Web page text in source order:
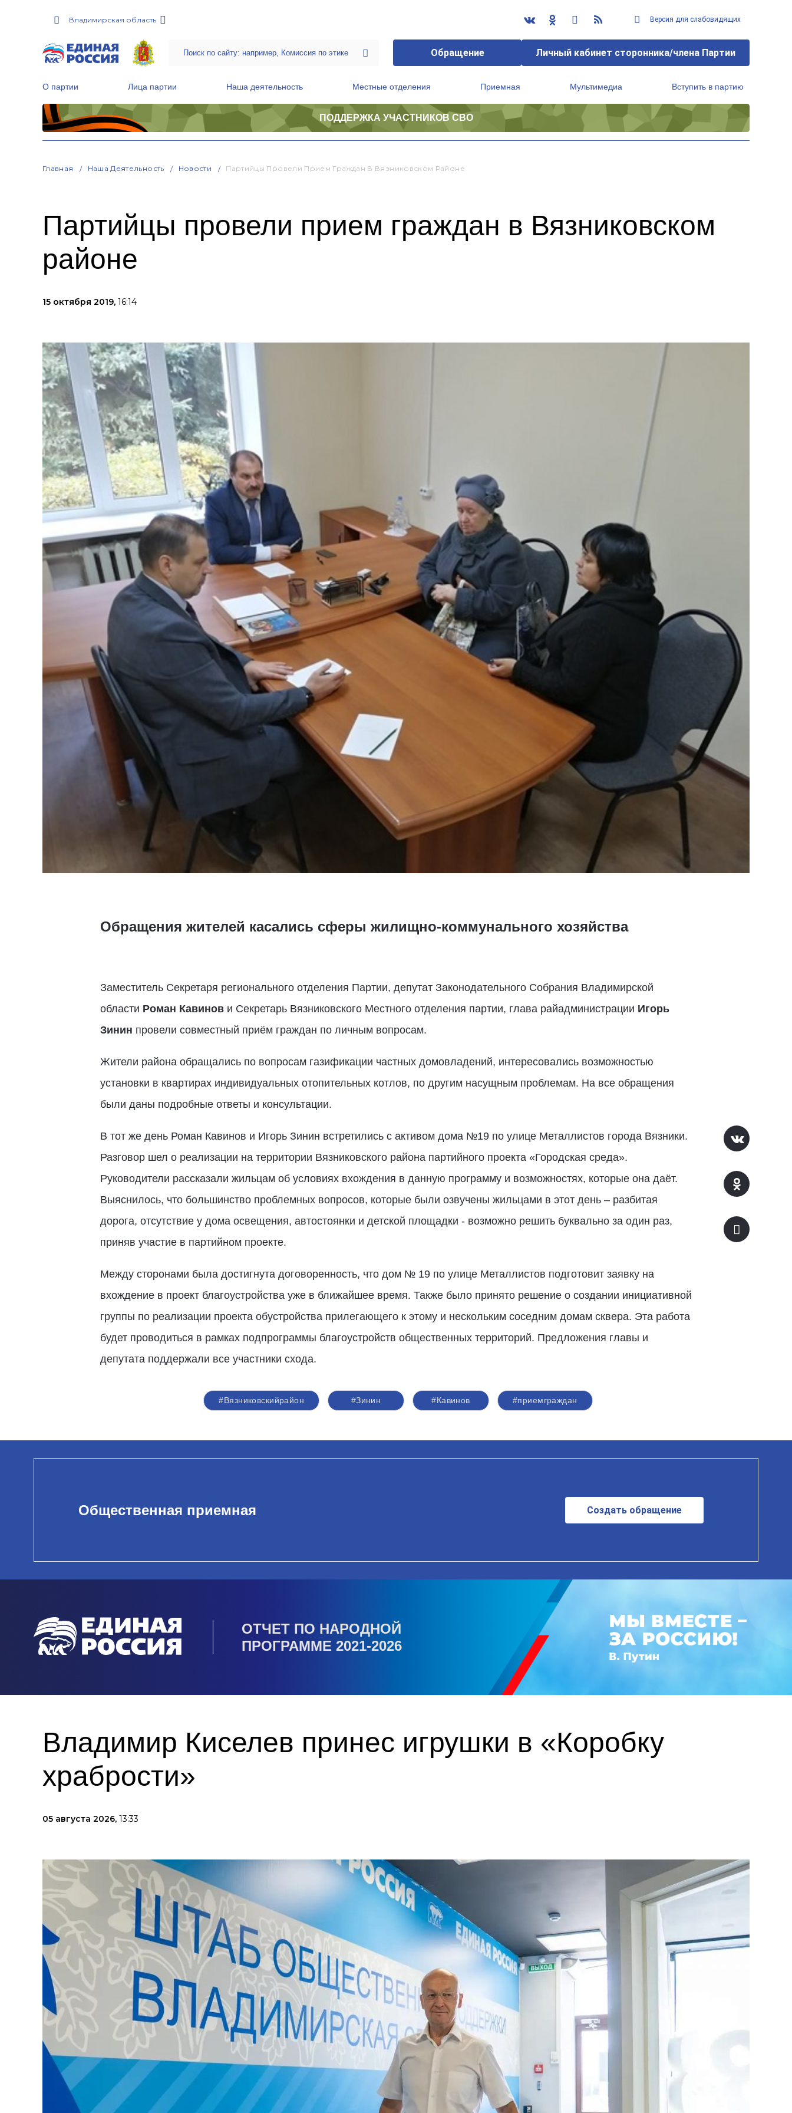
Владимирская область Версия для слабовидящих
Обращение Личный кабинет сторонника/члена Партии
О партии Лица партии Наша деятельность Местные отделения Приемная Мультимедиа Вступить в партию
ПОДДЕРЖКА УЧАСТНИКОВ СВО
Главная Наша Деятельность Новости Партийцы Провели Прием Граждан В Вязниковском Районе
Партийцы провели прием граждан в Вязниковском
районе
15 октября 2019, 16:14
Обращения жителей касались сферы жилищно-коммунального хозяйства
Заместитель Секретаря регионального отделения Партии, депутат Законодательного Собрания Владимирской
области Роман Кавинови Секретарь Вязниковского Местного отделения партии, глава райадминистрации Игорь
Зинин провели совместный приём граждан по личным вопросам.
Жители района обращались по вопросам газификации частных домовладений, интересовались возможностью
установки в квартирах индивидуальных отопительных котлов, по другим насущным проблемам. На все обращения
были даны подробные ответы и консультации.
В тот же день Роман Кавинов и Игорь Зинин встретились с активом дома №19 по улице Металлистов города Вязники.
Разговор шел о реализации на территории Вязниковского района партийного проекта «Городская среда».
Руководители рассказали жильцам об условиях вхождения в данную программу и возможностях, которые она даёт.
Выяснилось, что большинство проблемных вопросов, которые были озвучены жильцами в этот день – разбитая
дорога, отсутствие у дома освещения, автостоянки и детской площадки - возможно решить буквально за один раз,
приняв участие в партийном проекте.
Между сторонами была достигнута договоренность, что дом № 19 по улице Металлистов подготовит заявку на
вхождение в проект благоустройства уже в ближайшее время. Также было принято решение о создании инициативной
группы по реализации проекта обустройства прилегающего к этому и нескольким соседним домам сквера. Эта работа
будет проводиться в рамках подпрограммы благоустройств общественных территорий. Предложения главы и
депутата поддержали все участники схода.
#Вязниковскийрайон #Зинин #Кавинов #приемграждан
Общественная приемная Создать обращение
ОТЧЕТ ПО НАРОДНОЙ
ПРОГРАММЕ 2021-2026
Владимир Киселев принес игрушки в «Коробку
храбрости»
05 августа 2026, 13:33